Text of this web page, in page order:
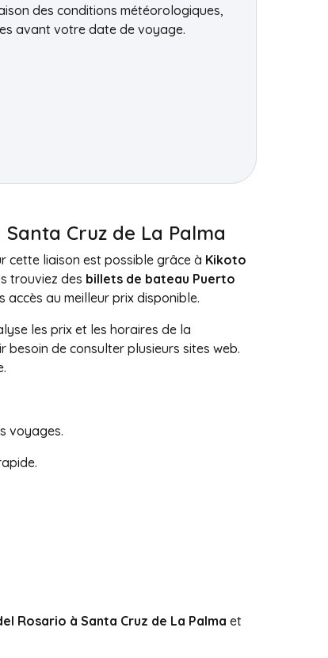
des conditions météorologiques,
avant votre date de voyage.
Cruz de La Palma
cette liaison est possible grâce à Kikoto
trouviez des billets de bateau Puerto
au meilleur prix disponible.
les prix et les horaires de la
de consulter plusieurs sites web.
voyages.
Rosario à Santa Cruz de La Palma et